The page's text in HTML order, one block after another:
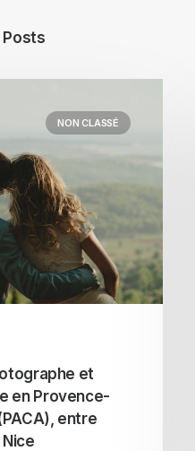
Posts
NON CLASSÉ
et
en Provence-
entre